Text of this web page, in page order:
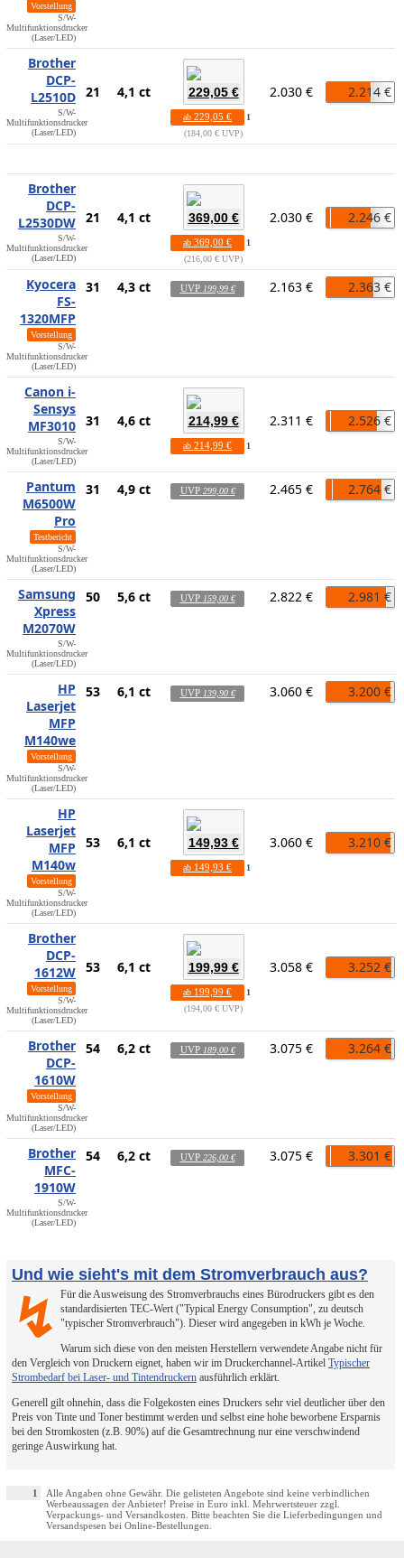
Vorstellung
S/W-
Multifunktionsdrucker
(Laser/LED)
Brother
DCP-
L2510D
S/W-
Multifunktionsdrucker
(Laser/LED)
21 4,1 ct 229,05 €
ab 229,05 €
1
184,00 € UVP
2.030 € 2.214 €
Brother
DCP-
L2530DW
S/W-
Multifunktionsdrucker
(Laser/LED)
21 4,1 ct 369,00 €
ab 369,00 €
1
216,00 € UVP
2.030 € 2.246 €
Kyocera
FS-
1320MFP
Vorstellung
S/W-
Multifunktionsdrucker
(Laser/LED)
31 4,3 ct UVP 199,99 € 2.163 € 2.363 €
Canon i-
Sensys
MF3010
S/W-
Multifunktionsdrucker
(Laser/LED)
31 4,6 ct 214,99 €
ab 214,99 € 1
2.311 € 2.526 €
Pantum
M6500W
Pro
Testbericht
S/W-
Multifunktionsdrucker
(Laser/LED)
31 4,9 ct UVP 299,00 € 2.465 € 2.764 €
Samsung
Xpress
M2070W
S/W-
Multifunktionsdrucker
(Laser/LED)
50 5,6 ct UVP 159,00 € 2.822 € 2.981 €
HP
Laserjet
MFP
M140we
Vorstellung
S/W-
Multifunktionsdrucker
(Laser/LED)
53 6,1 ct UVP 139,90 € 3.060 € 3.200 €
HP
Laserjet
MFP
M140w
Vorstellung
S/W-
Multifunktionsdrucker
(Laser/LED)
53 6,1 ct 149,93 €
ab 149,93 € 1
3.060 € 3.210 €
Brother
DCP-
1612W
Vorstellung
S/W-
Multifunktionsdrucker
(Laser/LED)
53 6,1 ct 199,99 €
ab 199,99 €
1
194,00 € UVP
3.058 € 3.252 €
Brother
DCP-
1610W
Vorstellung
S/W-
Multifunktionsdrucker
(Laser/LED)
54 6,2 ct UVP 189,00 € 3.075 € 3.264 €
Brother
MFC-
1910W
S/W-
Multifunktionsdrucker
(Laser/LED)
54 6,2 ct UVP 226,00 € 3.075 € 3.301 €
Und wie sieht's mit dem Stromverbrauch aus?
↯
Für die Ausweisung des Stromverbrauchs eines Bürodruckers gibt es den
standardisierten TEC-Wert ("Typical Energy Consumption", zu deutsch
"typischer Stromverbrauch"). Dieser wird angegeben in kWh je Woche.
Warum sich diese von den meisten Herstellern verwendete Angabe nicht für
den Vergleich von Druckern eignet, haben wir im Druckerchannel-Artikel Typischer
Strombedarf bei Laser- und Tintendruckern ausführlich erklärt.
Generell gilt ohnehin, dass die Folgekosten eines Druckers sehr viel deutlicher über den
Preis von Tinte und Toner bestimmt werden und selbst eine hohe beworbene Ersparnis
bei den Stromkosten (z.B. 90%) auf die Gesamtrechnung nur eine verschwindend
geringe Auswirkung hat.
1
Alle Angaben ohne Gewähr. Die gelisteten Angebote sind keine verbindlichen
Werbeaussagen der Anbieter! Preise in Euro inkl. Mehrwertsteuer zzgl.
Verpackungs- und Versandkosten. Bitte beachten Sie die Lieferbedingungen und
Versandspesen bei Online-Bestellungen.